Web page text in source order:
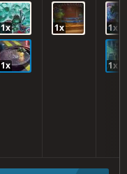
1x
1x
1x 1x
1x